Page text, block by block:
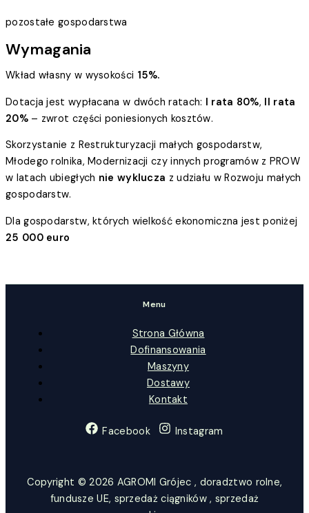
pozostałe gospodarstwa
Wymagania
Wkład własny w wysokości 15%.
Dotacja jest wypłacana w dwóch ratach: I rata 80%, II rata
20% – zwrot części poniesionych kosztów.
Skorzystanie z Restrukturyzacji małych gospodarstw,
Młodego rolnika, Modernizacji czy innych programów z PROW
w latach ubiegłych nie wyklucza z udziału w Rozwoju małych
gospodarstw.
Dla gospodarstw, których wielkość ekonomiczna jest poniżej
25 000 euro
Menu
Strona Główna
Dofinansowania
Maszyny
Dostawy
Kontakt
Facebook Instagram
Copyright © 2026 AGROMI Grójec , doradztwo rolne,
fundusze UE, sprzedaż ciągników , sprzedaż